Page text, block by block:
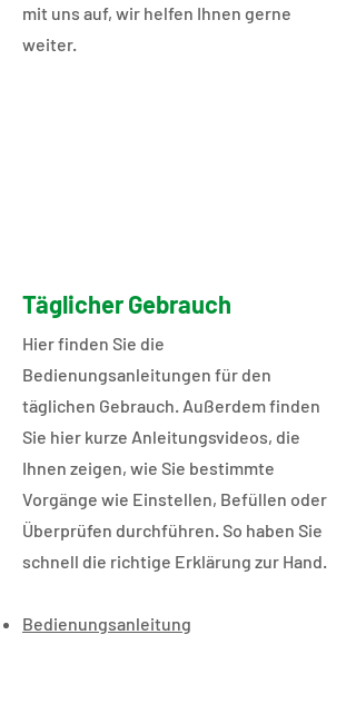
mit uns auf, wir helfen Ihnen gerne
weiter.
Täglicher Gebrauch
​​​​​Hier finden Sie die
Bedienungsanleitungen für den
täglichen Gebrauch. Außerdem finden
Sie hier kurze Anleitungsvideos, die
Ihnen zeigen, wie Sie bestimmte
Vorgänge wie Einstellen, Befüllen oder
Überprüfen durchführen. So haben Sie
schnell die richtige Erklärung zur Hand.
Bedienungsanleitung